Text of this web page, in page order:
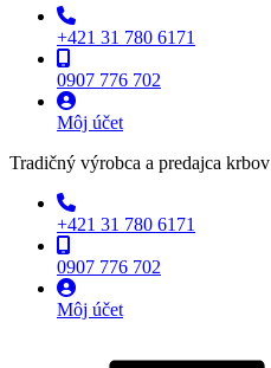
+421 31 780 6171
0907 776 702
Môj účet
Tradičný výrobca a predajca krbov
+421 31 780 6171
0907 776 702
Môj účet